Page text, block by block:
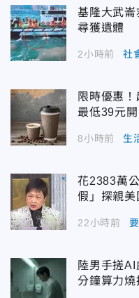
基隆大武
尋獲遺體
2小時前 社
限時優惠
最低39元
8小時前 生
花2383萬
假」探親美
22小時前
陸男手搓
分鐘算力